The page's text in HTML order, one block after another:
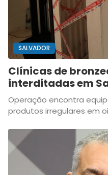
SALVADOR
Clínicas de
interditadas em
Operação encontra
produtos irregulares em